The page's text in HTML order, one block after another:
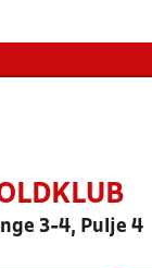
3-4, Pulje 4